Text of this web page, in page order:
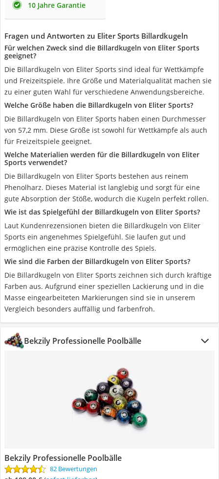
10 Jahre Garantie
Fragen und Antworten zu Eliter Sports Billardkugeln
Für welchen Zweck sind die Billardkugeln von Eliter Sports
geeignet?
Die Billardkugeln von Eliter Sports sind ideal für Wettkämpfe
und Freizeitspiele. Ihre Größe und Materialqualität machen sie
zu einer guten Wahl für verschiedene Anwendungsbereiche.
Welche Größe haben die Billardkugeln von Eliter Sports?
Die Billardkugeln von Eliter Sports haben einen Durchmesser
von 57,2 mm. Diese Größe ist sowohl für Wettkämpfe als auch
für Freizeitspiele geeignet.
Welche Materialien werden für die Billardkugeln von Eliter
Sports verwendet?
Die Billardkugeln von Eliter Sports bestehen aus reinem
Phenolharz. Dieses Material ist langlebig und sorgt für eine
gute Absorption der Stöße, wodurch die Kugeln perfekt rollen.
Wie ist das Spielgefühl der Billardkugeln von Eliter Sports?
Laut Kundenrezensionen bieten die Billardkugeln von Eliter
Sports ein angenehmes Spielgefühl. Sie laufen gut und
ermöglichen eine präzise Kontrolle des Spiels.
Wie sind die Farben der Billardkugeln von Eliter Sports?
Die Billardkugeln von Eliter Sports zeichnen sich durch kräftige
Farben aus. Aufgrund einer speziellen Lackierung und in die
Masse eingearbeiteten Markierungen sind sie in unserem
Vergleich besonders auffällig und farbenfroh.
Bekzily Professionelle Poolbälle
Bekzily Professionelle Poolbälle
82 Bewertungen